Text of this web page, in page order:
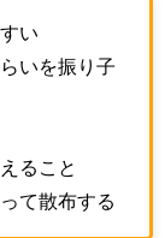
い
いを振り子
ること
て散布する